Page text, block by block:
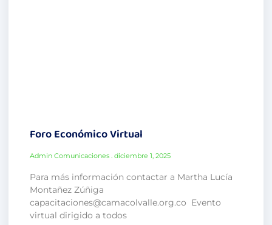
Foro Económico Virtual
Admin Comunicaciones diciembre 1, 2025
Para más información contactar a Martha Lucía
Montañez Zúñiga
capacitaciones@camacolvalle.org.co Evento
virtual dirigido a todos